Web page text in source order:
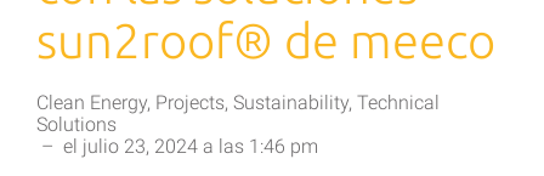
sun2roof® de meeco
Clean Energy, Projects, Sustainability, Technical
Solutions
– el julio 23, 2024 a las 1:46 pm